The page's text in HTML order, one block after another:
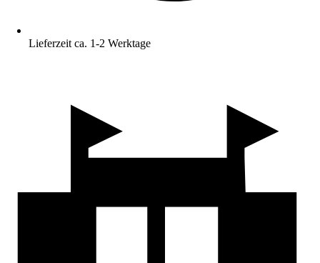
Lieferzeit ca. 1-2 Werktage